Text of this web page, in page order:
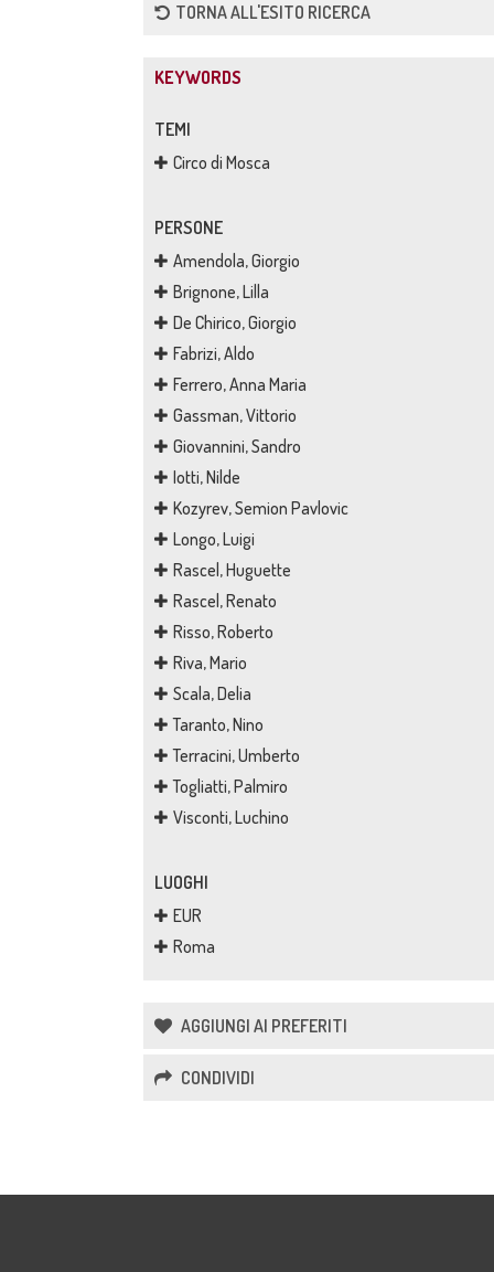
TORNA ALL'ESITO RICERCA
KEYWORDS
TEMI
Circo di Mosca
PERSONE
Amendola, Giorgio
Brignone, Lilla
De Chirico, Giorgio
Fabrizi, Aldo
Ferrero, Anna Maria
Gassman, Vittorio
Giovannini, Sandro
Iotti, Nilde
Kozyrev, Semion Pavlovic
Longo, Luigi
Rascel, Huguette
Rascel, Renato
Risso, Roberto
Riva, Mario
Scala, Delia
Taranto, Nino
Terracini, Umberto
Togliatti, Palmiro
Visconti, Luchino
LUOGHI
EUR
Roma
AGGIUNGI AI PREFERITI
CONDIVIDI